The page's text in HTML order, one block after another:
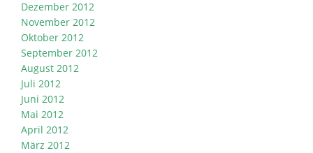
Dezember 2012
November 2012
Oktober 2012
September 2012
August 2012
Juli 2012
Juni 2012
Mai 2012
April 2012
März 2012